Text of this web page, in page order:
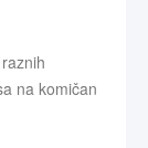
na komičan